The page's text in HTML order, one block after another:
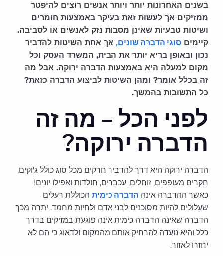
בשנים האחרונות יותר ויותר אנשים רוצים להיפטר
ממזיקים אך לעשות זאת בעיקר באמצעות חומרים
ושיטות טבעיות שאינן מסבות נזק לאנשים או לסביבה.
קיימיםסוגי הדברה שונים,אך אחת השיטות להדביר
נכון ובאופן בריא יותר את הבית, המשרד העסק וכל
מקום למעלה היא באמצעות הדברה ירוקה. אבל מה
זה בכלל אומר? ומהן השיטות לביצוע הדברה כזאת?
כל התשובות בהמשך.
לפני הכל – מה זה
הדברה ירוקה?
הדברה ירוקה היא דרך להדביר חרקים מכל סוג כולל ג'וקים,
חקרים מעופפים, זוחלים, עכברים, חולדות ואפילו יונים!
כאשר ההדברה אינההדברה כימיתהכוללת רעלים
שעלולים להיות מסוכנים לבני אדם ולחיות מחמד. יתרה מכך
הדברה שאינה הדברה כימית אינה פוגעת במזיקים בדרך
כלל והיא נועדה להרחיק אותם מהמקום ולדאוג כי הם לא
יחזרו לאזור.